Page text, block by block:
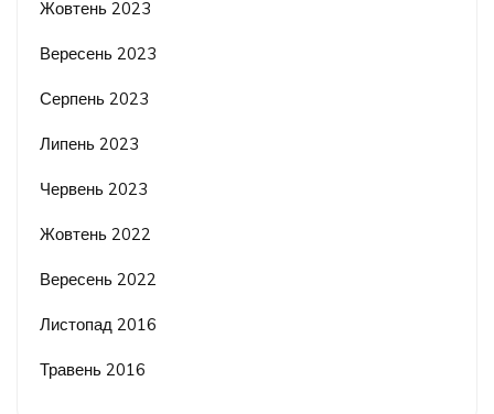
Жовтень 2023
Вересень 2023
Серпень 2023
Липень 2023
Червень 2023
Жовтень 2022
Вересень 2022
Листопад 2016
Травень 2016